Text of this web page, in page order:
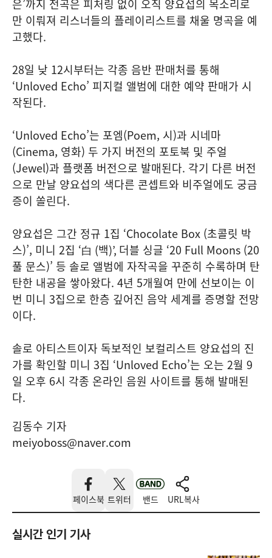
은’까지 전곡은 피처링 없이 오직 양요섭의 목소리로
만 이뤄져 리스너들의 플레이리스트를 채울 명곡을 예
고했다.
28일 낮 12시부터는 각종 음반 판매처를 통해
‘Unloved Echo’ 피지컬 앨범에 대한 예약 판매가 시
작된다.
‘Unloved Echo’는 포엠(Poem, 시)과 시네마
(Cinema, 영화) 두 가지 버전의 포토북 및 주얼
(Jewel)과 플랫폼 버전으로 발매된다. 각기 다른 버전
으로 만날 양요섭의 색다른 콘셉트와 비주얼에도 궁금
증이 쏠린다.
양요섭은 그간 정규 1집 ‘Chocolate Box (초콜릿 박
스)’, 미니 2집 ‘白 (백)’, 더블 싱글 ‘20 Full Moons (20
풀 문스)’ 등 솔로 앨범에 자작곡을 꾸준히 수록하며 탄
탄한 내공을 쌓아왔다. 4년 5개월여 만에 선보이는 이
번 미니 3집으로 한층 깊어진 음악 세계를 증명할 전망
이다.
솔로 아티스트이자 독보적인 보컬리스트 양요섭의 진
가를 확인할 미니 3집 ‘Unloved Echo’는 오는 2월 9
일 오후 6시 각종 온라인 음원 사이트를 통해 발매된
다.
김동수 기자
meiyoboss@naver.com
페이스북 트위터 밴드 URL복사
실시간 인기 기사